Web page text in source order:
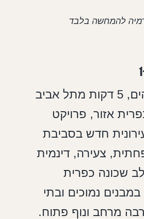
להמחשה בלבד
במיקום מדהים, 5 דקות מתל אביב
אזור, פרויקט
חדש בסביבת
צעירה, דינמית
שכונה כפרית
נמוכים ובתי
מרחב ונוף פתוח.